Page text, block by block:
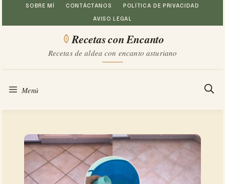
Saltar
al
SOBRE MÍ CONTÁCTANOS POLÍTICA DE PRIVACIDAD
AVISO LEGAL
Recetas con Encanto
Recetas de aldea con encanto asturiano
Menú